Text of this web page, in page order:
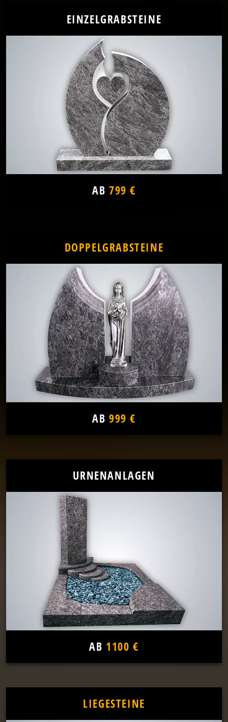
EINZELGRABSTEINE
AB 799 €
DOPPELGRABSTEINE
AB 999 €
URNENANLAGEN
AB 1100 €
LIEGESTEINE